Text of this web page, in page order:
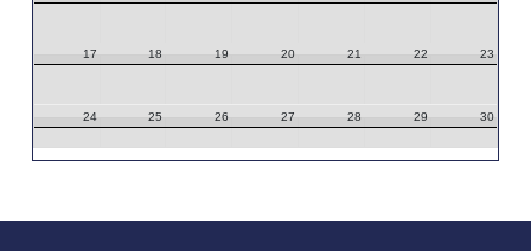
17 18 19 20 21 22 23
24 25 26 27 28 29 30